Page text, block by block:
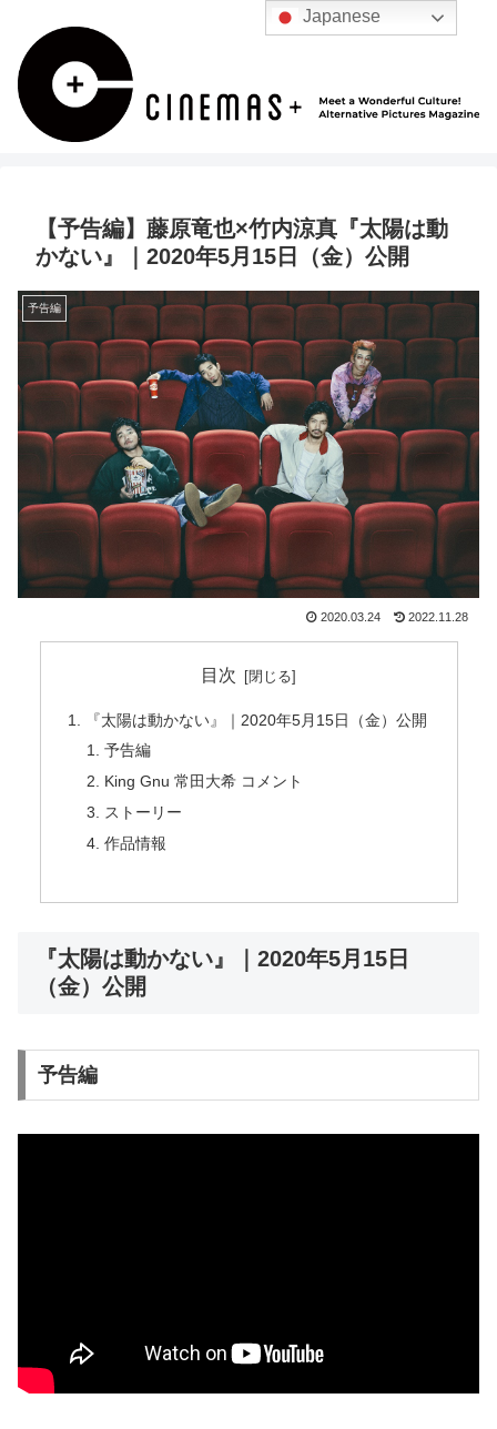
【予告編】藤原竜也×竹内涼真『太陽は動
かない』｜2020年5月15日（金）公開
予告編
2020.03.24 2022.11.28
目次
『太陽は動かない』｜2020年5月15日（金）公開
予告編
King Gnu 常田大希 コメント
ストーリー
作品情報
『太陽は動かない』｜2020年5月15日
（金）公開
予告編
Japanese